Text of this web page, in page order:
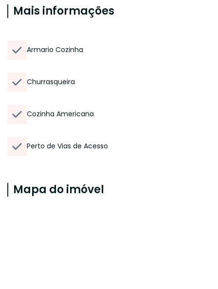
Mais informações
Armario Cozinha
Churrasqueira
Cozinha Americana
Perto de Vias de Acesso
Mapa do imóvel